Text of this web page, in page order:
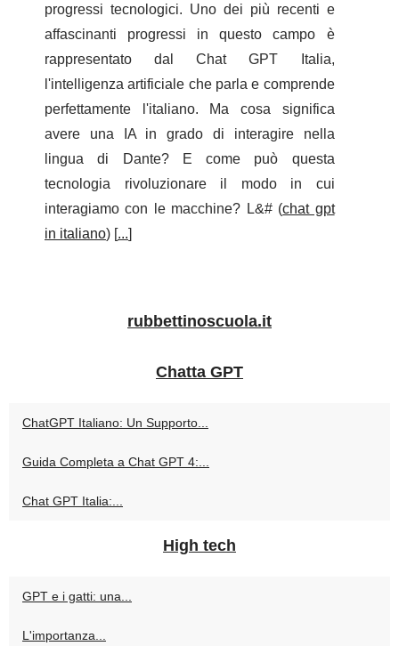
progressi tecnologici. Uno dei più recenti e
affascinanti progressi in questo campo è
rappresentato dal Chat GPT Italia,
l'intelligenza artificiale che parla e comprende
perfettamente l'italiano. Ma cosa significa
avere una IA in grado di interagire nella
lingua di Dante? E come può questa
tecnologia rivoluzionare il modo in cui
interagiamo con le macchine? L&# (chat gpt
in italiano) [...]
rubbettinoscuola.it
Chatta GPT
ChatGPT Italiano: Un Supporto...
Guida Completa a Chat GPT 4:...
Chat GPT Italia:...
High tech
GPT e i gatti: una...
L'importanza...